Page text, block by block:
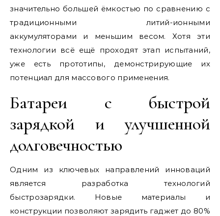
значительно большей ёмкостью по сравнению с
традиционными литий-ионными
аккумуляторами и меньшим весом. Хотя эти
технологии всё ещё проходят этап испытаний,
уже есть прототипы, демонстрирующие их
потенциал для массового применения.
Батареи с быстрой
зарядкой и улучшенной
долговечностью
Одним из ключевых направлений инноваций
является разработка технологий
быстрозарядки. Новые материалы и
конструкции позволяют зарядить гаджет до 80%